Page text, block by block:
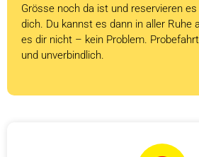
Grösse noch da ist und reservieren
dich. Du kannst es dann in aller Ruhe
es dir nicht – kein Problem.
und unverbindlich.